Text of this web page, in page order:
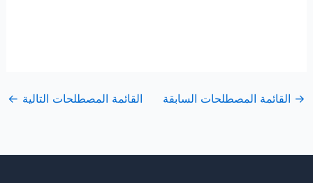
→ القائمة المصطلحات السابقة القائمة المصطلحات التالية ←